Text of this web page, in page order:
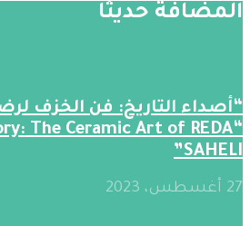
المضافة حديثََا
“أصداء التاريخ: فن الخزف
The Ceramic Art of REDA
SAHELI”
27 أغسطس، 2023